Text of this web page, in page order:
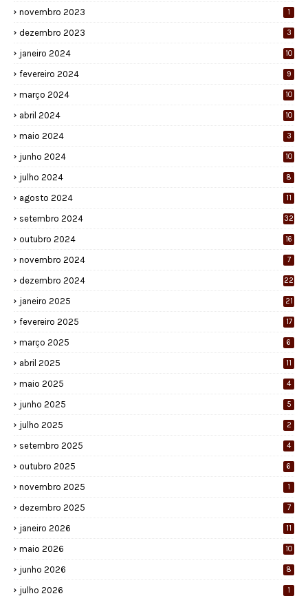
novembro 2023 1
dezembro 2023 3
janeiro 2024 10
fevereiro 2024 9
março 2024 10
abril 2024 10
maio 2024 3
junho 2024 10
julho 2024 8
agosto 2024 11
setembro 2024 32
outubro 2024 16
novembro 2024 7
dezembro 2024 22
janeiro 2025 21
fevereiro 2025 17
março 2025 6
abril 2025 11
maio 2025 4
junho 2025 5
julho 2025 2
setembro 2025 4
outubro 2025 6
novembro 2025 1
dezembro 2025 7
janeiro 2026 11
maio 2026 10
junho 2026 8
julho 2026 1